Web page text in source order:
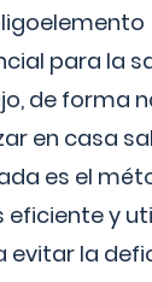
para la
de forma
en casa sal
es el
eficiente y
evitar la